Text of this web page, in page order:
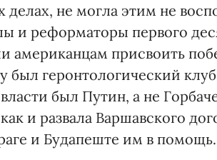
не могла этим не
и реформаторы первого
американцам присвоить
был геронтологический
был Путин, а не
и развала Варшавского
и Будапеште им в помощь.